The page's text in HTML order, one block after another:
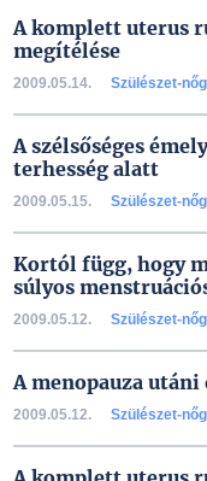
A komplett uterus
megítélése
2009.05.14. Szülészet-
A szélsőséges
terhesség alatt
2009.05.15. Szülészet-
Kortól függ, hogy
súlyos
2009.05.12. Szülészet-
A menopauza
2009.05.12. Szülészet-